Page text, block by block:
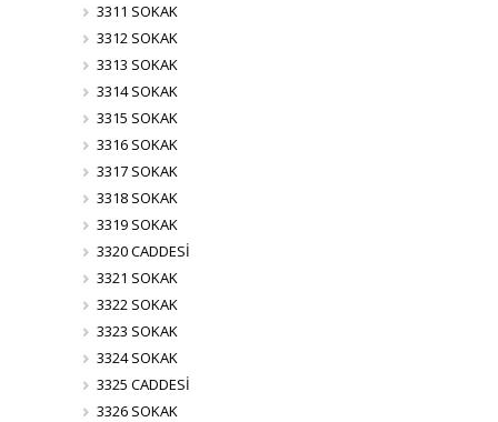
3311 SOKAK
3312 SOKAK
3313 SOKAK
3314 SOKAK
3315 SOKAK
3316 SOKAK
3317 SOKAK
3318 SOKAK
3319 SOKAK
3320 CADDESİ
3321 SOKAK
3322 SOKAK
3323 SOKAK
3324 SOKAK
3325 CADDESİ
3326 SOKAK